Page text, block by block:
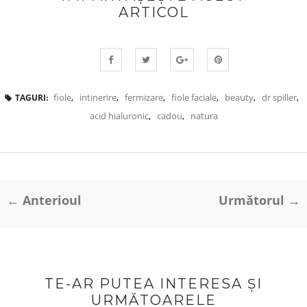
ARTICOL
TAGURI: fiole, intinerire, fermizare, fiole faciale, beauty, dr spiller,
acid hialuronic, cadou, natura
← Anterioul Următorul →
TE-AR PUTEA INTERESA ȘI
URMĂTOARELE